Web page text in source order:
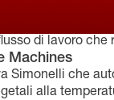
Machines
di lavoro
Simonelli che
alla